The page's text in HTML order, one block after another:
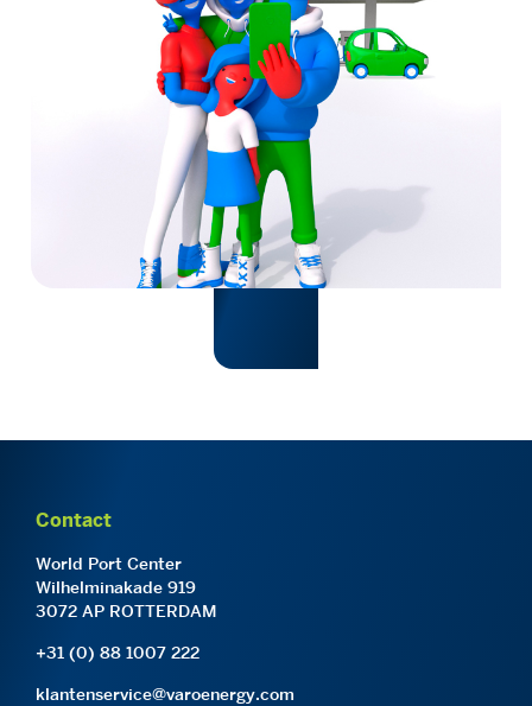
Contact
World Port Center
Wilhelminakade 919
3072 AP ROTTERDAM
+31 (0) 88 1007 222
klantenservice@varoenergy.com